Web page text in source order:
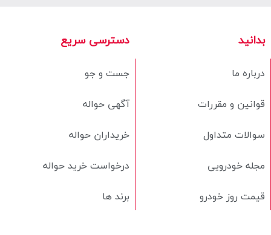
دسترسی سریع
جست و جو
آگهی حواله
خریداران حواله
درخواست خرید حواله
برند ها
بدانید
درباره ما
قوانین و مقررات
سوالات متداول
مجله خودرویی
قیمت روز خودرو